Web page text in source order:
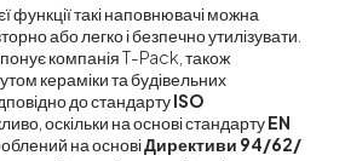
функції такі наповнювачі можна
або легко і безпечно утилізувати.
компаніяT-Pack , також
кераміки та будівельних
до стандартуISO
оскільки на основі стандартуEN
на основіДирективи 94/62/